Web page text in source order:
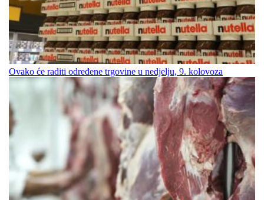
Ovako će raditi određene trgovine u nedjelju, 9. kolovoza